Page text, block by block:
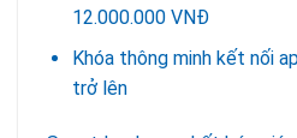
12.000.000 VNĐ
Khóa thông minh kết nối
trở lên